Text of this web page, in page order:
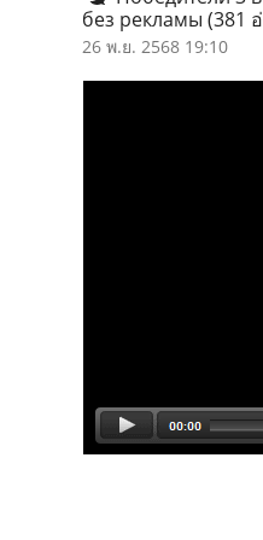
без рекламы (381
26 พ.ย. 2568 19:10